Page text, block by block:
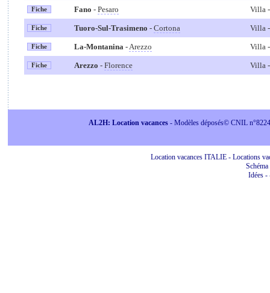
Fiche Fano - Pesaro Villa
Fiche Tuoro-Sul-Trasimeno - Cortona Villa
Fiche La-Montanina -Arezzo Villa
Fiche Arezzo - Florence Villa
AL2H: Location vacances- Modèles déposés© CNIL
Location vacances ITALIE - Locations
Idées -